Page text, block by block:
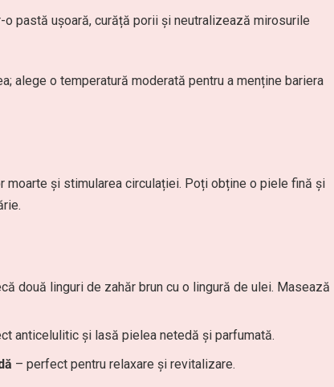
o pastă ușoară, curăță porii și neutralizează mirosurile
alege o temperatură moderată pentru a menține bariera
și stimularea circulației. Poți obține o piele fină și
două linguri de zahăr brun cu o lingură de ulei. Masează
anticelulitic și lasă pielea netedă și parfumată.
– perfect pentru relaxare și revitalizare.